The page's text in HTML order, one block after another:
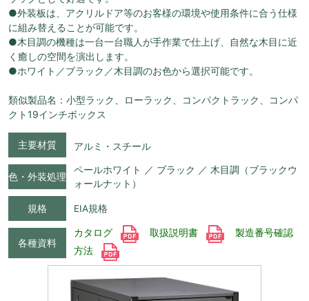
●外装板は、アクリルドア等のお客様の環境や使用条件に合う仕様
に組み替えることが可能です。
●木目調の機種は一台一台職人が手作業で仕上げ、自然な木目に近
く癒しの空間を演出します。
●ホワイト／ブラック／木目調のお色から選択可能です。
類似製品名：小型ラック、ローラック、コンパクトラック、コンパ
クト19インチボックス
主要材質 アルミ・スチール
色・外装処理
ペールホワイト ／ ブラック ／ 木目調（ブラックウ
ォールナット）
規格 EIA規格
各種資料
カタログ 取扱説明書
製造番号確認
方法